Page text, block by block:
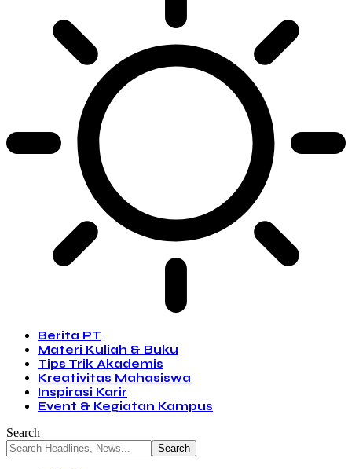
Berita PT
Materi Kuliah & Buku
Tips Trik Akademis
Kreativitas Mahasiswa
Inspirasi Karir
Event & Kegiatan Kampus
Search